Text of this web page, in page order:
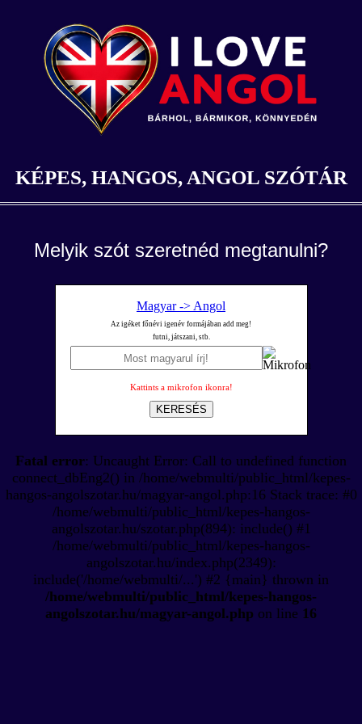
KÉPES, HANGOS, ANGOL SZÓTÁR
Melyik szót szeretnéd megtanulni?
Magyar -> Angol
Az igéket főnévi igenév formájában add meg!
futni, játszani, stb.
Kattints a mikrofon ikonra!
KERESÉS
Fatal error: Uncaught Error: Call to undefined function
connect_dbEng2() in /home/webmulti/public_html/kepes-
hangos-angolszotar.hu/magyar-angol.php:16 Stack trace: #0
/home/webmulti/public_html/kepes-hangos-
angolszotar.hu/szotar.php(894): include() #1
/home/webmulti/public_html/kepes-hangos-
angolszotar.hu/index.php(2349):
include('/home/webmulti/...') #2 {main} thrown in
/home/webmulti/public_html/kepes-hangos-
angolszotar.hu/magyar-angol.php on line 16